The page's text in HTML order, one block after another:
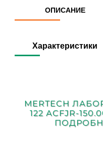
ОПИСАНИЕ
Характеристики
MERTECH
122 АCFJR-